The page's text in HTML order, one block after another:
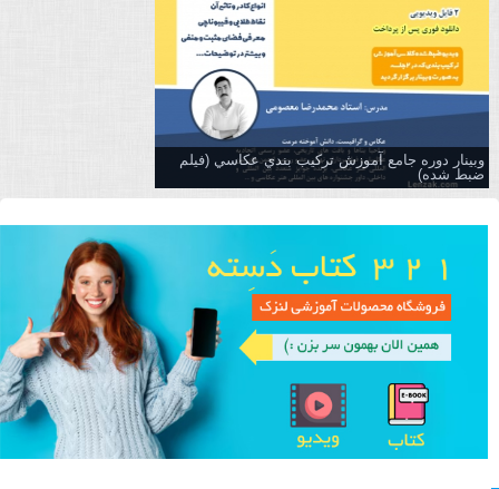
وبینار دوره جامع آموزش تركيب بندي عكاسي (فیلم
ضبط شده)